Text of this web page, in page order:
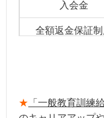
入会金
全額返金保証
★ 「一般教育訓練